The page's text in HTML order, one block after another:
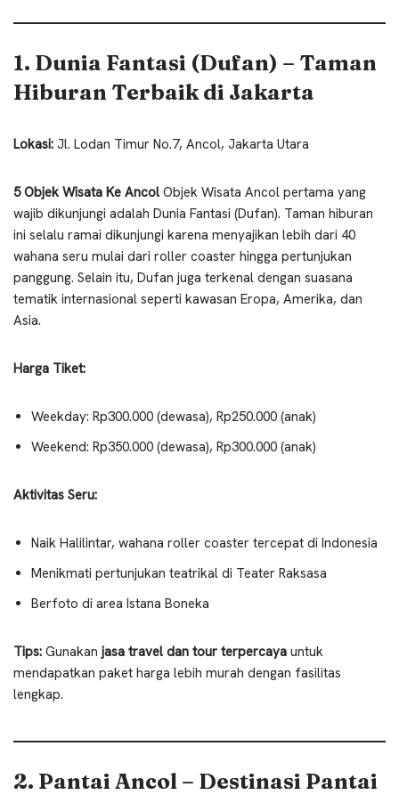
1. Dunia Fantasi (Dufan) – Taman
Hiburan Terbaik di Jakarta
Lokasi: Jl. Lodan Timur No.7, Ancol, Jakarta Utara
5 Objek Wisata Ke Ancol Objek Wisata Ancol pertama yang
wajib dikunjungi adalah Dunia Fantasi (Dufan). Taman hiburan
ini selalu ramai dikunjungi karena menyajikan lebih dari 40
wahana seru mulai dari roller coaster hingga pertunjukan
panggung. Selain itu, Dufan juga terkenal dengan suasana
tematik internasional seperti kawasan Eropa, Amerika, dan
Asia.
Harga Tiket:
Weekday: Rp300.000 (dewasa), Rp250.000 (anak)
Weekend: Rp350.000 (dewasa), Rp300.000 (anak)
Aktivitas Seru:
Naik Halilintar, wahana roller coaster tercepat di Indonesia
Menikmati pertunjukan teatrikal di Teater Raksasa
Berfoto di area Istana Boneka
Tips: Gunakan jasa travel dan tour terpercaya untuk
mendapatkan paket harga lebih murah dengan fasilitas
lengkap.
2. Pantai Ancol – Destinasi Pantai